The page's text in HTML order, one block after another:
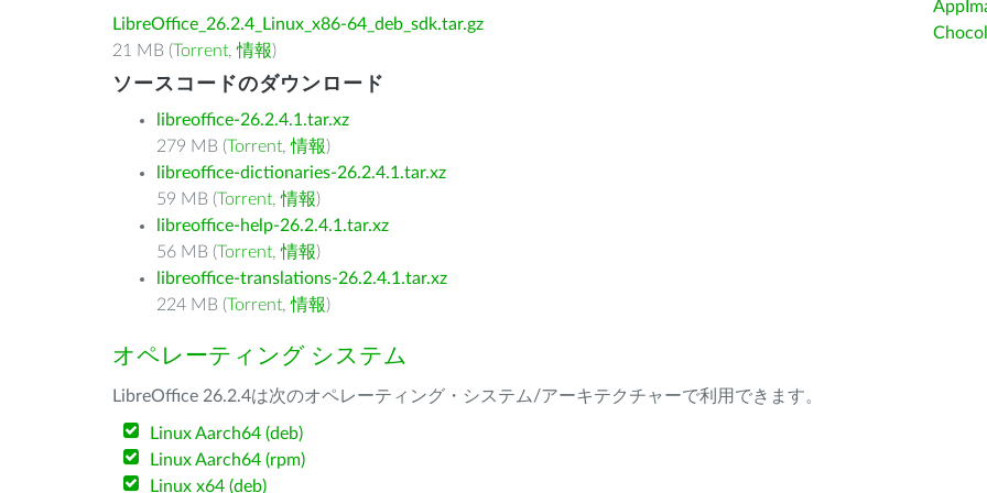
LibreOffice_26.2.4_Linux_x86-64_deb_sdk.tar.gz
21 MB (Torrent,情報)
ソースコードのダウンロード
libreoffice-26.2.4.1.tar.xz
279 MB (Torrent,情報)
libreoffice-dictionaries-26.2.4.1.tar.xz
59 MB (Torrent,情報)
libreoffice-help-26.2.4.1.tar.xz
56 MB (Torrent,情報)
libreoffice-translations-26.2.4.1.tar.xz
224 MB (Torrent,情報)
オペレーティング システム
LibreOffice 26.2.4は次のオペレーティング・システム/アーキテクチャーで利用できます。
Linux Aarch64 (deb)
Linux Aarch64 (rpm)
Linux x64 (deb)